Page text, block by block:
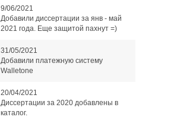
9/06/2021
Добавили диссертации за янв - май
2021 года. Еще защитой пахнут =)
31/05/2021
Добавили платежную систему
Walletone
20/04/2021
Диссертации за 2020 добавлены в
каталог.